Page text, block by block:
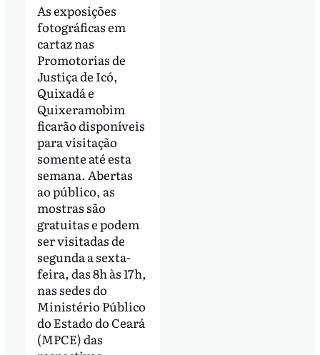
As exposições
fotográficas em
cartaz nas
Promotorias de
Justiça de Icó,
Quixadá e
Quixeramobim
ficarão disponíveis
para visitação
somente até esta
semana. Abertas
ao público, as
mostras são
gratuitas e podem
ser visitadas de
segunda a sexta-
feira, das 8h às 17h,
nas sedes do
Ministério Público
do Estado do Ceará
(MPCE) das